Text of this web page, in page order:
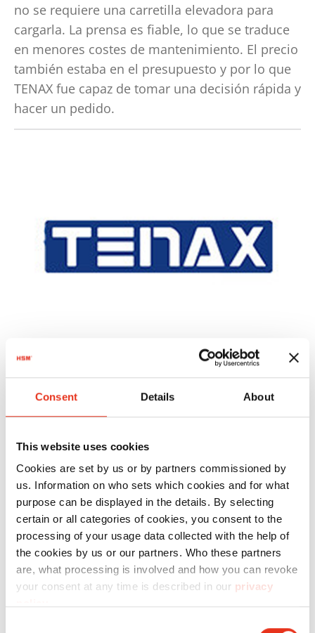
Consent Details About
This website uses cookies
Cookies are set by us or by partners commissioned by
us. Information on who sets which cookies and for what
purpose can be displayed in the details. By selecting
certain or all categories of cookies, you consent to the
processing of your usage data collected with the help of
the cookies by us or our partners. Who these partners
are, what processing is involved and how you can revoke
your consent at any time is described in our privacy
no se requiere una carretilla elevadora para
cargarla. La prensa es fiable, lo que se traduce
en menores costes de mantenimiento. El precio
también estaba en el presupuesto y por lo que
TENAX fue capaz de tomar una decisión rápida y
hacer un pedido.
El resultado
Con la prensa de balas vertical
eliminación de materiales de desecho y puede
vender los fardos a los vendedores de chatarra.
La prensa tiene un diseño ergonómico con una
altura de alimentación más baja. Los fardos son
más densos, lo que facilita la doble
acumulación, por lo que TENAX tiene más
espacio de trabajo en su ubicación de almacén.